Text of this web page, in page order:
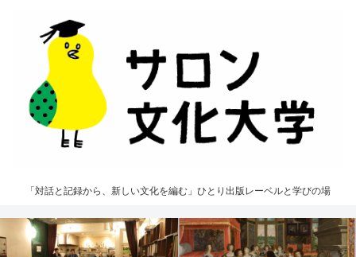
「対話と記録から、新しい文化を編む」ひとり出版レーベルと学びの場